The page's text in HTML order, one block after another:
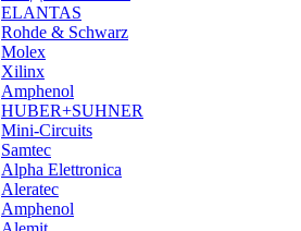
ELANTAS
Rohde & Schwarz
Molex
Xilinx
Amphenol
HUBER+SUHNER
Mini-Circuits
Samtec
Alpha Elettronica
Aleratec
Amphenol